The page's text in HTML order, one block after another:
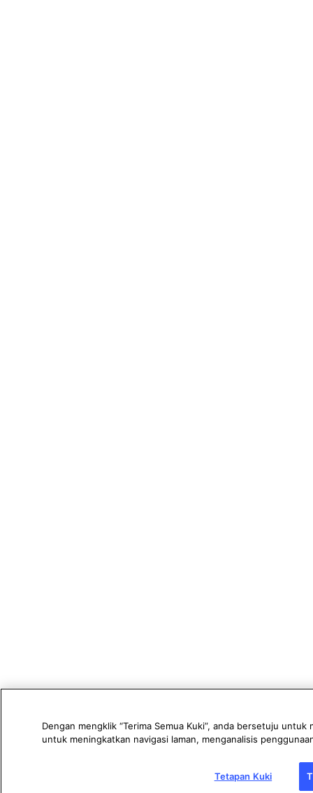
Dengan mengklik “Terima Semua Kuki”, anda bersetuju
untuk meningkatkan navigasi laman, menganalisis
Tetapan Kuki